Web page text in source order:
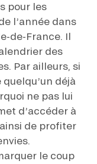
pour les
l’année dans
de-France. Il
des
Par ailleurs, si
déjà
ne pas lui
d’accéder à
de profiter
le coup